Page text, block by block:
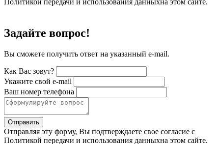
Политикой передачи и использования данныхна этом сайте.
Задайте вопрос!
Вы сможете получить ответ на указанный e-mail.
Как Вас зовут?
Укажите свой e-mail
Ваш номер телефона
Отправить
Отправляя эту форму, Вы подтверждаете свое согласие с
Политикой передачи и использования данныхна этом сайте.